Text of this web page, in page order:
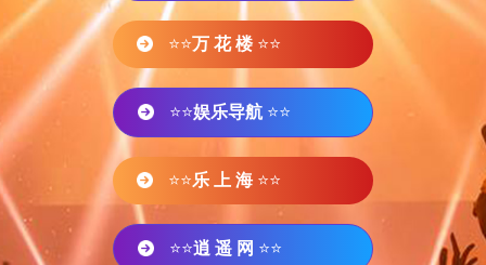
⭐⭐万 花 楼 ⭐⭐
⭐⭐娱乐导航 ⭐⭐
⭐⭐乐 上 海 ⭐⭐
⭐⭐逍 遥 网 ⭐⭐